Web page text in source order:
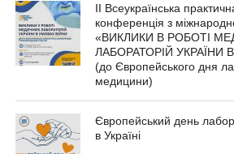
ІІ Всеукраїнська
конференція з
«ВИКЛИКИ В РОБОТІ
ЛАБОРАТОРІЙ УКРАЇНИ
(до Європейського дня
медицини)
Європейський день
в Україні